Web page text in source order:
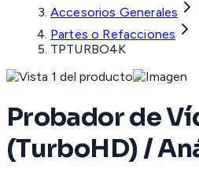
Accesorios Generales
Partes o Refacciones
TPTURBO4K
Probador de
(TurboHD) /